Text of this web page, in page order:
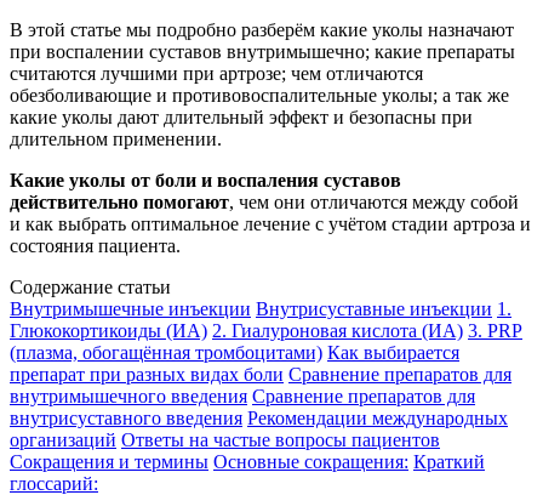
В этой статье мы подробно разберём какие уколы назначают
при воспалении суставов внутримышечно; какие препараты
считаются лучшими при артрозе; чем отличаются
обезболивающие и противовоспалительные уколы; а так же
какие уколы дают длительный эффект и безопасны при
длительном применении.
Какие уколы от боли и воспаления суставов
действительно помогают, чем они отличаются между собой
и как выбрать оптимальное лечение с учётом стадии артроза и
состояния пациента.
Содержание статьи
Внутримышечные инъекции Внутрисуставные инъекции 1.
Глюкокортикоиды (ИА) 2. Гиалуроновая кислота (ИА) 3. PRP
(плазма, обогащённая тромбоцитами) Как выбирается
препарат при разных видах боли Сравнение препаратов для
внутримышечного введения Сравнение препаратов для
внутрисуставного введения Рекомендации международных
организаций Ответы на частые вопросы пациентов
Сокращения и термины Основные сокращения: Краткий
глоссарий: